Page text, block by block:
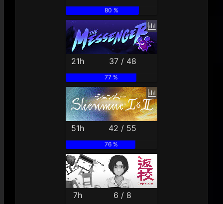
80 %
21h 37 / 48
77 %
51h 42 / 55
76 %
7h 6 / 8